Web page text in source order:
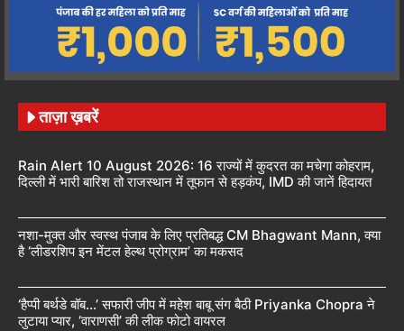
ताज़ा ख़बरें
Rain Alert 10 August 2026: 16 राज्यों में कुदरत का मचेगा कोहराम,
दिल्ली में भारी बारिश तो राजस्थान में तूफान से हड़कंप, IMD की जानें हिदायत
नशा-मुक्त और स्वस्थ पंजाब के लिए प्रतिबद्ध CM Bhagwant Mann, क्या
है ‘लीडरशिप इन मेंटल हेल्थ प्रोग्राम’ का मकसद
‘हैप्पी बर्थडे बॉब…’ सफारी जीप में महेश बाबू संग बैठी Priyanka Chopra ने
लुटाया प्यार, ‘वाराणसी’ की लीक फोटो वायरल